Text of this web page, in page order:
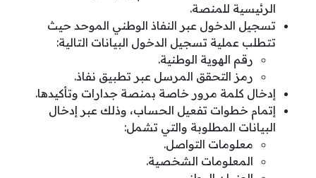
الرئيسية للمنصة.
تسجيل الدخول عبر النفاذ الوطني الموحد حيث
تتطلب عملية تسجيل الدخول البيانات التالية:
رقم الهوية الوطنية.
رمز التحقق المرسل عبر تطبيق نفاذ.
إدخال كلمة مرور خاصة بمنصة جدارات وتأكيدها.
إتمام خطوات تفعيل الحساب، وذلك عبر إدخال
البيانات المطلوبة والتي تشمل:
معلومات التواصل.
المعلومات الشخصية.